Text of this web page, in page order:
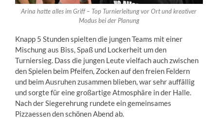
Arina hatte alles im Griff – Top Turnierleitung vor Ort und kreativer
Modus bei der Planung
Knapp 5 Stunden spielten die jungen Teams mit einer
Mischung aus Biss, Spaß und Lockerheit um den
Turniersieg. Dass die jungen Leute vielfach auch zwischen
den Spielen beim Pfeifen, Zocken auf den freien Feldern
und beim Ausruhen zusammen blieben, war sehr auffällig
und sorgte für eine großartige Atmosphäre in der Halle.
Nach der Siegerehrung rundete ein gemeinsames
Pizzaessen den schönen Abend ab.